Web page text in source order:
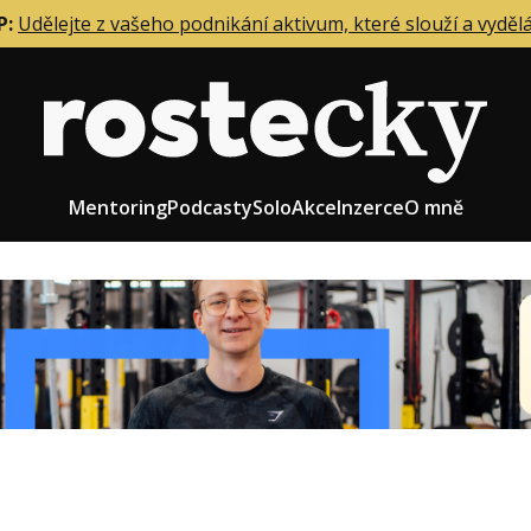
Udělejte z vašeho podnikání aktivum, které slouží a
MentoringPodcastySoloAkceInzerceO mně
firmy
zaměstnanců
Role zakladatele/CEO
Růst firmy